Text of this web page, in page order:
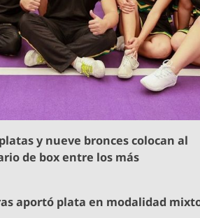
y nueve bronces colocan al
de box entre los más
aportó plata en modalidad